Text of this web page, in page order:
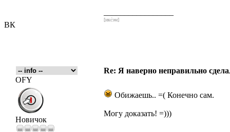
ВК
[икс́эм]
Re: Я наверно неправильно
OFY
Новичок
Обижаешь.. =( Конечно сам.
Могу доказать! =)))